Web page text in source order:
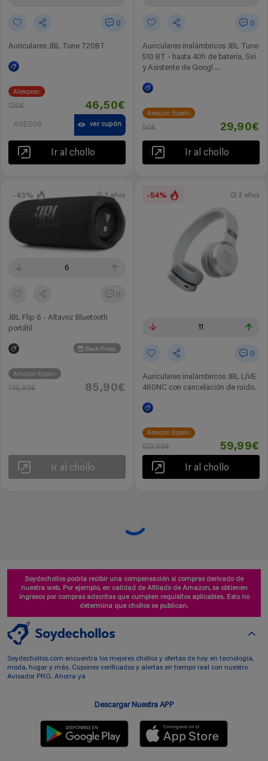
0
Auriculares JBL Tune 720BT
Aliexpress
136€ 46,50€
ASES06 ver cupón
Ir al chollo
0
Auriculares inalámbricos JBL Tune
510 BT - hasta 40h de batería, Siri
y Asistente de Googl ...
Amazon España
50€ 29,90€
Ir al chollo
-43%
6
0
JBL Flip 6 - Altavoz Bluetooth
portátil
Black Friday
2 años
Amazon España
149,90€ 85,90€
Ir al chollo
-54%
11
0
Auriculares inalámbricos JBL LIVE
460NC con cancelación de ruido.
2 años
Amazon España
129,99€ 59,99€
Ir al chollo
Soydechollos podría recibir una compensación si compras derivado de
nuestra web. Por ejemplo, en calidad de Afiliado de Amazon, se obtienen
ingresos por compras adscritas que cumplen requisitos aplicables. Esto no
determina que chollos se publican.
Soydechollos.com encuentra los mejores chollos y ofertas de hoy en tecnología,
moda, hogar y más. Cupones verificados y alertas en tiempo real con nuestro
Avisador PRO. Ahorra ya
Descargar Nuestra APP